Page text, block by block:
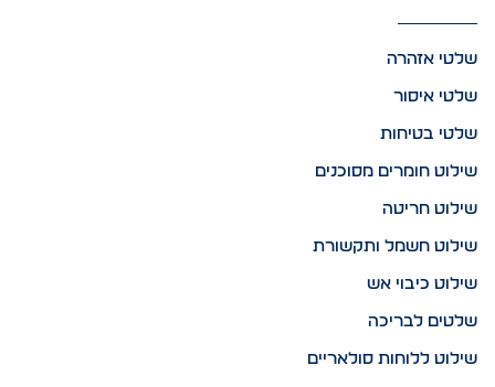
שלטי אזהרה
שלטי איסור
שלטי בטיחות
שילוט חומרים מסוכנים
שילוט חריטה
שילוט חשמל ותקשורת
שילוט כיבוי אש
שלטים לבריכה
שילוט ללוחות סולאריים